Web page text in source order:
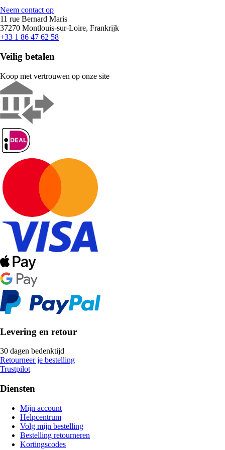
Neem contact op
11 rue Bernard Maris
37270 Montlouis-sur-Loire, Frankrijk
+33 1 86 47 62 58
Veilig betalen
Koop met vertrouwen op onze site
Levering en retour
30 dagen bedenktijd
Retourneer je bestelling
Trustpilot
Diensten
Mijn account
Helpcentrum
Volg mijn bestelling
Bestelling retourneren
Kortingscodes